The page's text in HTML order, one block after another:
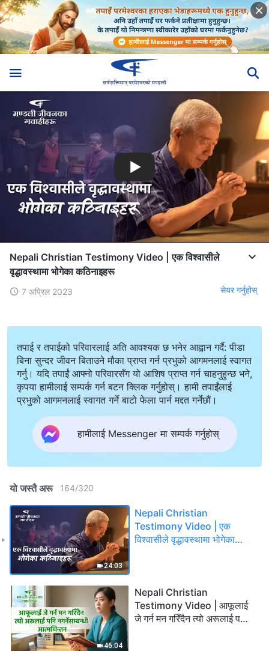
Nepali Christian Testimony Video | एक विश्‍वासीले
वृद्धावस्थामा भोगेका कठिनाइहरू
7 अप्रिल 2023 सेयर गर्नुहोस्
तपाई र तपाईको परिवारलाई अति आवश्यक छ भनेर आह्वान गर्दै: पीडा
बिना सुन्दर जीवन बिताउने मौका प्राप्त गर्न प्रभुको आगमनलाई स्वागत
गर्नु। यदि तपाईं आफ्नो परिवारसँग यो आशिष प्राप्त गर्न चाहनुहुन्छ भने,
कृपया हामीलाई सम्पर्क गर्न बटन क्लिक गर्नुहोस्। हामी तपाईंलाई
प्रभुको आगमनलाई स्वागत गर्ने बाटो फेला पार्न मद्दत गर्नेछौं।
हामीलाई Messenger मा सम्पर्क गर्नुहोस्
यो जस्तै अरू 164/320
24:03
Nepali Christian
Testimony Video | एक
विश्‍वासीले वृद्धावस्थामा भोगेका
46:04
Nepali Christian
Testimony Video | आफूलाई
जे गर्न मन गरिँदैन त्यो अरूलाई पनि